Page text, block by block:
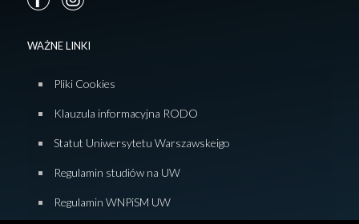
WAŻNE LINKI
Pliki Cookies
Klauzula informacyjna RODO
Statut Uniwersytetu Warszawskeigo
Regulamin studiów na UW
Regulamin WNPiSM UW